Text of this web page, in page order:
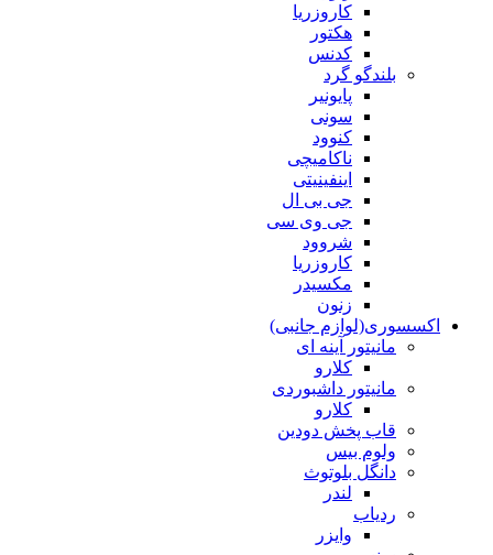
کاروزریا
هکتور
کدنس
بلندگو گرد
پایونیر
سونی
کنوود
ناکامیچی
اینفینیتی
جی بی ال
جی وی سی
شروود
کاروزریا
مکسیدر
زنون
اکسسوری(لوازم جانبی)
مانیتور آینه ای
کلارو
مانیتور داشبوردی
کلارو
قاب پخش دودین
ولوم بیس
دانگل بلوتوث
لندر
ردیاب
وایزر